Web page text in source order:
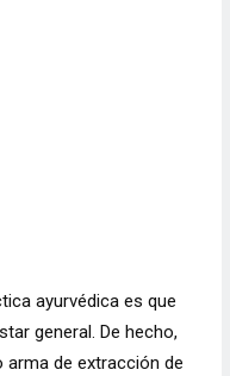
ayurvédica es que
general. De hecho,
de extracción de